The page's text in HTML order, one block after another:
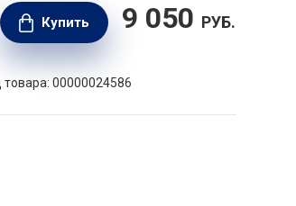
Купить 9 050 РУБ.
товара: 00000024586